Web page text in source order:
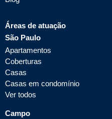
Áreas de atuação
São Paulo
Apartamentos
Coberturas
Casas
Casas em condomínio
Ver todos
Campo